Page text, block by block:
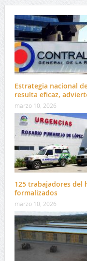
Estrategia nacional
resulta eficaz,
marzo 10, 2026
125 trabajadores del
formalizados
marzo 10, 2026